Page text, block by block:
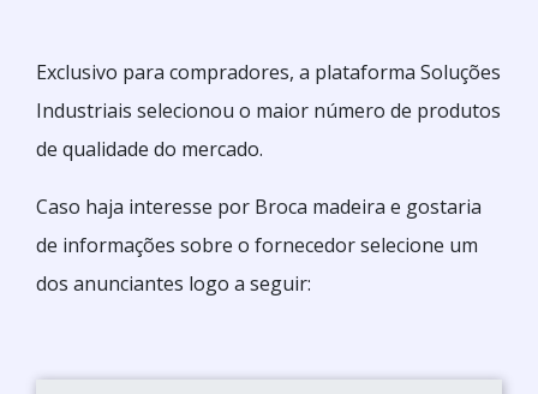
Exclusivo para compradores, a plataforma Soluções
Industriais selecionou o maior número de produtos
de qualidade do mercado.
Caso haja interesse por Broca madeira e gostaria
de informações sobre o fornecedor selecione um
dos anunciantes logo a seguir: